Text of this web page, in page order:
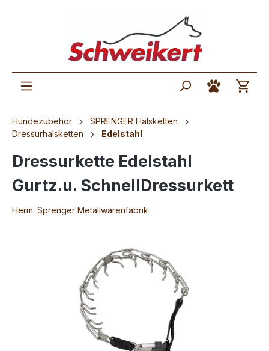
Hundezubehör
SPRENGER Halsketten
Dressurhalsketten
Edelstahl
Dressurkette Edelstahl
Gurtz.u. SchnellDressurkett
Herm. Sprenger Metallwarenfabrik